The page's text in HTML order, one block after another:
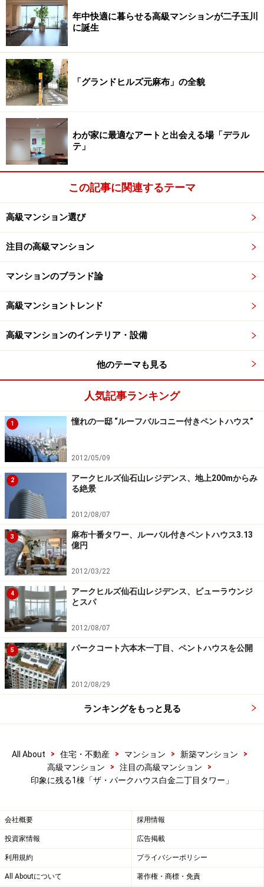
ワーマンションに仕上がっている。
エントランスは、敷地の高低差をいかした演出が見事。
隣接地の庭園と連なる敷地内緑地を大階段越しに見上げ
る格好となり、訪れたゲストには相当インパクトのある
景色になるだろう。
1-2階断面図（画像提供：三菱地所レジデンス）
下の間取りはモデルルーム185Aタイプ。図面を見ていて
驚いたのは、モジュールの発想で空間形成がなされてい
イズが同じ（オレンジの矢印）。次にバルコニー幅と隣
り合う窓面のサイズが同じ（黄色の矢印）。そして柱の
がらの（居住性に関わる）通風窓の取り方にも注目した
い。
モデルルーム間取り
ユニークなのは、インテリアにも「対称」が引き継がれ
ていること。上がり框両側のシューズインクローゼット
扉（１）これは機能的にも優れている。リビングダイニ
ングに入る両開き扉（２）。廊下の明かり取り（３）。
バルコニーコーナーサッシュ（４）。プライベートソー
ンの水回りは見ていて楽しくなるほど（５）。「個」を
尊重した設計は、暮らしのモジュール（単位）にも通ず
るということか。
山手線「新駅」から約1.3km
現地は、白金台から坂を下りた目黒通り起点に程近い場
所。南側は八芳園や都ホテルの借景が、北側は上記緑地
の借景が期待できる。高輪皇族邸も300m圏内。大通りを
一本入れば、都心とは思えないような閑静な環境であ
る。
バス交通も便利。品川駅高輪口から白金台停留所まで時
る方も多いだろう。
待できる立地条件といえる。
【参考記事】
免震構造の基礎知識
年中快適に暮らせる高級マンションが二子玉川
に誕生
「グランドヒルズ元麻布」の全貌
わが家に最適なアートと出会える場「デラル
テ」
この記事に関連するテーマ
高級マンション選び
注目の高級マンション
マンションのブランド論
高級マンショントレンド
高級マンションのインテリア・設備
他のテーマも見る
人気記事ランキング
1 憧れの一邸 “ルーフバルコニー付きペントハウス”
2012/05/09
2
アークヒルズ仙石山レジデンス、地上200mからみ
る絶景
2012/08/07
3
麻布十番タワー、ルーバル付きペントハウス3.13
億円
2012/03/22
4
アークヒルズ仙石山レジデンス、ビューラウンジ
とスパ
2012/08/07
5 パークコート六本木一丁目、ペントハウスを公開
2012/08/29
ランキングをもっと見る
All About > 住宅・不動産 > マンション > 新築マンション
>
高級マンション
> 注目の高級マンション
>
印象に残る1棟「ザ・パークハウス白金二丁目タワー」
会社概要 採用情報
投資家情報 広告掲載
利用規約 プライバシーポリシー
All Aboutについて 著作権・商標・免責